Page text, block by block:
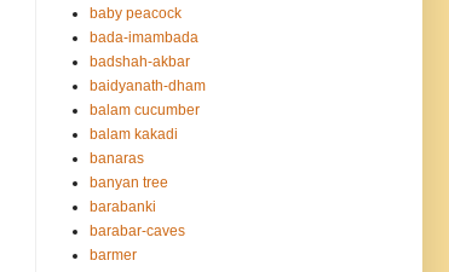
baby peacock
bada-imambada
badshah-akbar
baidyanath-dham
balam cucumber
balam kakadi
banaras
banyan tree
barabanki
barabar-caves
barmer